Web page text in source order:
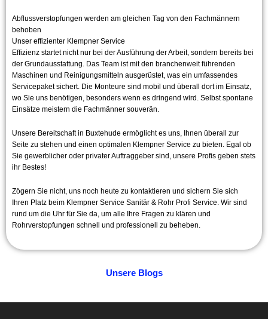
Abflussverstopfungen werden am gleichen Tag von den Fachmännern
behoben
Unser effizienter Klempner Service
Effizienz startet nicht nur bei der Ausführung der Arbeit, sondern bereits bei
der Grundausstattung. Das Team ist mit den branchenweit führenden
Maschinen und Reinigungsmitteln ausgerüstet, was ein umfassendes
Servicepaket sichert. Die Monteure sind mobil und überall dort im Einsatz,
wo Sie uns benötigen, besonders wenn es dringend wird. Selbst spontane
Einsätze meistern die Fachmänner souverän.
Unsere Bereitschaft in Buxtehude ermöglicht es uns, Ihnen überall zur
Seite zu stehen und einen optimalen Klempner Service zu bieten. Egal ob
Sie gewerblicher oder privater Auftraggeber sind, unsere Profis geben stets
ihr Bestes!
Zögern Sie nicht, uns noch heute zu kontaktieren und sichern Sie sich
Ihren Platz beim Klempner Service Sanitär & Rohr Profi Service. Wir sind
rund um die Uhr für Sie da, um alle Ihre Fragen zu klären und
Rohrverstopfungen schnell und professionell zu beheben.
Unsere Blogs